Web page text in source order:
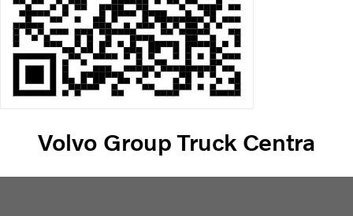
Volvo Group Truck Centra